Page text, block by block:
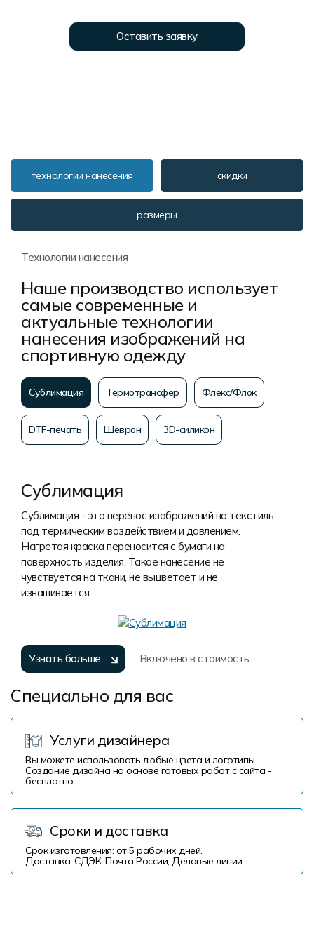
Оставить заявку
технологии нанесения скидки
размеры
Технологии нанесения
Наше производство использует
самые современные и
актуальные технологии
нанесения изображений на
спортивную одежду
Сублимация Термотрансфер Флекс/Флок
DTF-печать Шеврон 3D-силикон
Сублимация
Сублимация - это перенос изображений на текстиль
под термическим воздействием и давлением.
Нагретая краска переносится с бумаги на
поверхность изделия. Такое нанесение не
чувствуется на ткани, не выцветает и не
изнашивается
Узнать больше Включено в стоимость
Специально для вас
Услуги дизайнера
Вы можете использовать любые цвета и логотипы.
Создание дизайна на основе готовых работ с сайта -
бесплатно
Сроки и доставка
Срок изготовления: от 5 рабочих дней.
Доставка: СДЭК, Почта России, Деловые линии.
Пользовательское соглашение